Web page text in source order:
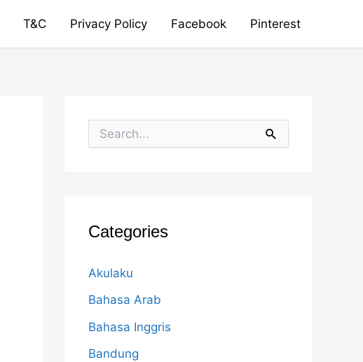
T&C Privacy Policy Facebook Pinterest
o
rCategories
Akulaku
Bahasa Arab
Bahasa Inggris
Bandung